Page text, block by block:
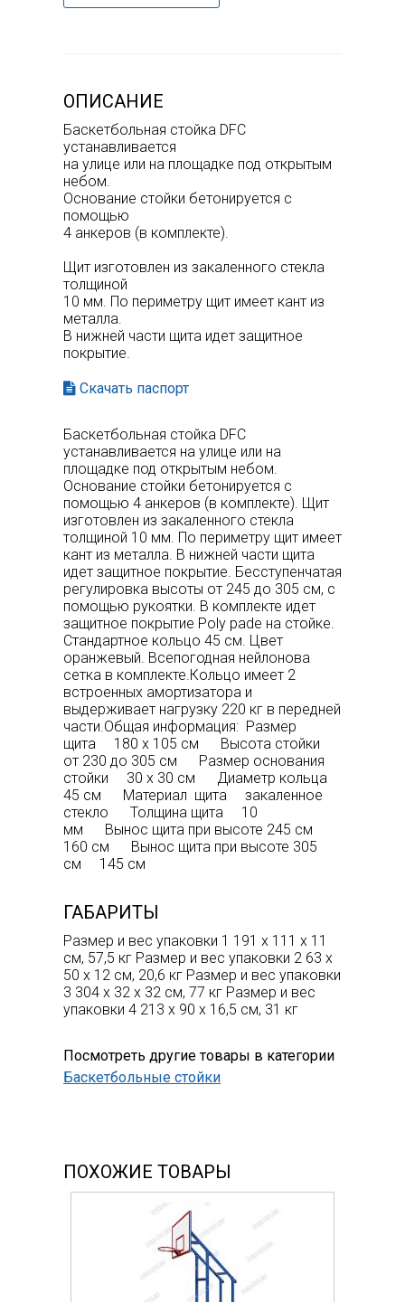
ОПИСАНИЕ
Баскетбольная стойка DFC
устанавливается
на улице или на площадке под открытым
небом.
Основание стойки бетонируется с
помощью
4 анкеров (в комплекте).
Щит изготовлен из закаленного стекла
толщиной
10 мм. По периметру щит имеет кант из
металла.
В нижней части щита идет защитное
покрытие.
Скачать паспорт
Баскетбольная стойка DFC
устанавливается на улице или на
площадке под открытым небом.
Основание стойки бетонируется с
помощью 4 анкеров (в комплекте). Щит
изготовлен из закаленного стекла
толщиной 10 мм. По периметру щит имеет
кант из металла. В нижней части щита
идет защитное покрытие. Бесступенчатая
регулировка высоты от 245 до 305 см, с
помощью рукоятки. В комплекте идет
защитное покрытие Poly pade на стойке.
Стандартное кольцо 45 см. Цвет
оранжевый. Всепогодная нейлонова
сетка в комплекте.Кольцо имеет 2
встроенных амортизатора и
выдерживает нагрузку 220 кг в передней
части.Общая информация: Размер
щита 180 х 105 см Высота стойки
от 230 до 305 см Размер основания
стойки 30 х 30 см Диаметр кольца
45 см Материал щита закаленное
стекло Толщина щита 10
мм Вынос щита при высоте 245 см
160 см Вынос щита при высоте 305
см 145 см
ГАБАРИТЫ
Размер и вес упаковки 1 191 х 111 х 11
см, 57,5 кг Размер и вес упаковки 2 63 х
50 х 12 см, 20,6 кг Размер и вес упаковки
3 304 х 32 х 32 см, 77 кг Размер и вес
упаковки 4 213 х 90 х 16,5 см, 31 кг
Посмотреть другие товары в категории
Баскетбольные стойки
ПОХОЖИЕ ТОВАРЫ